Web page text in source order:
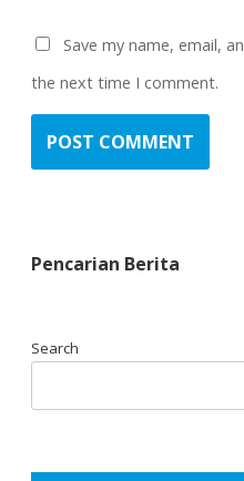
Save my name, email,
the next time I comment.
Pencarian Berita
Search